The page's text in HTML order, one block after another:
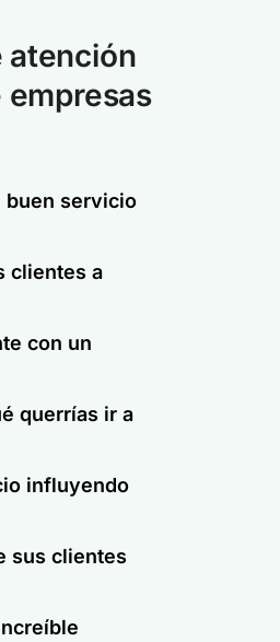
atención
empresas
buen servicio
clientes a
con un
querrías ir a
influyendo
sus clientes